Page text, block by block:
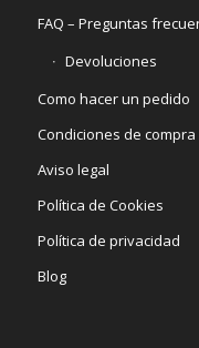
FAQ – Preguntas
Devoluciones
Como hacer un pedido
Condiciones de compra
Aviso legal
Política de Cookies
Política de privacidad
Blog